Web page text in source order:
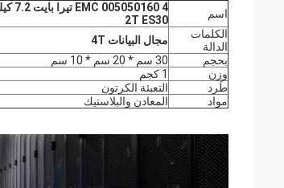
اسم
2T ES30
الكلمات
الدالة
مجال البيانات 4T
بحجم
30 سم * 20 سم * 10 سم
وزن
1 كجم
طَرد
التعبئة الكرتون
مواد
المعادن والبلاستيك